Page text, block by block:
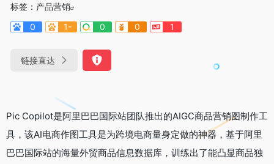
标签： 产品营销
0
1- 0 0 1
链接直达
Pic Copilot是阿里巴巴国际站团队推出的AIGC商品营销图制作工
具，该AI电商作图工具是为跨境电商量身定做的神器，基于阿里
巴巴国际站的海量外贸商品信息数据库，训练出了能凸显商品独